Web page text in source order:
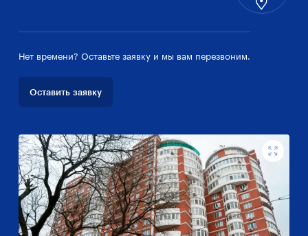
Нет времени? Оставьте заявку и мы вам перезвоним.
Оставить заявку